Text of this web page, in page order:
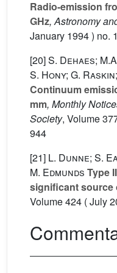
Radio-emission
GHz, Astronomy
January 1994 ) no.
[20]S. Dehaes;
S. Hony; G.
Continuum
mm, Monthly
Society, Volume
944
[21] L. Dunne; S.
M. Edmunds Type
significant source
Volume 424 ( July